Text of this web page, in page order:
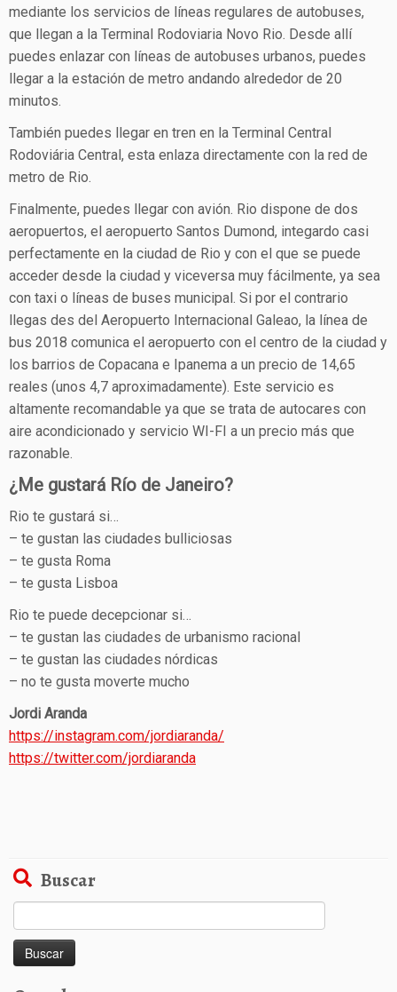
mediante los servicios de líneas regulares de autobuses,
que llegan a la Terminal Rodoviaria Novo Rio. Desde allí
puedes enlazar con líneas de autobuses urbanos, puedes
llegar a la estación de metro andando alrededor de 20
minutos.
También puedes llegar en tren en la Terminal Central
Rodoviária Central, esta enlaza directamente con la red de
metro de Rio.
Finalmente, puedes llegar con avión. Rio dispone de dos
aeropuertos, el aeropuerto Santos Dumond, integardo casi
perfectamente en la ciudad de Rio y con el que se puede
acceder desde la ciudad y viceversa muy fácilmente, ya sea
con taxi o líneas de buses municipal. Si por el contrario
llegas des del Aeropuerto Internacional Galeao, la línea de
bus 2018 comunica el aeropuerto con el centro de la ciudad y
los barrios de Copacana e Ipanema a un precio de 14,65
reales (unos 4,7 aproximadamente). Este servicio es
altamente recomandable ya que se trata de autocares con
aire acondicionado y servicio WI-FI a un precio más que
razonable.
¿Me gustará Río de Janeiro?
Rio te gustará si…
– te gustan las ciudades bulliciosas
– te gusta Roma
– te gusta Lisboa
Rio te puede decepcionar si…
– te gustan las ciudades de urbanismo racional
– te gustan las ciudades nórdicas
– no te gusta moverte mucho
Jordi Aranda
https://instagram.com/jordiaranda/
https://twitter.com/jordiaranda
Buscar